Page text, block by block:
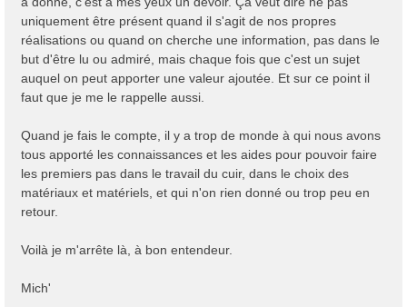
uniquement être présent quand il s'agit de nos propres
réalisations ou quand on cherche une information, pas dans le
but d'être lu ou admiré, mais chaque fois que c'est un sujet
auquel on peut apporter une valeur ajoutée. Et sur ce point il
faut que je me le rappelle aussi.
Quand je fais le compte, il y a trop de monde à qui nous avons
tous apporté les connaissances et les aides pour pouvoir faire
les premiers pas dans le travail du cuir, dans le choix des
matériaux et matériels, et qui n'on rien donné ou trop peu en
retour.
Voilà je m'arrête là, à bon entendeur.
Mich'